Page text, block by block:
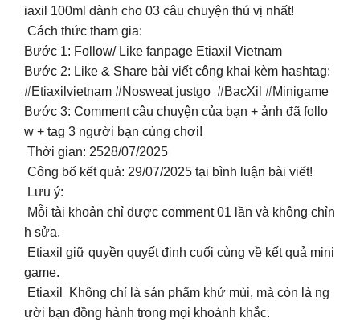
iaxil 100ml dành cho 03 câu chuyện thú vị nhất!
Cách thức tham gia:
Bước 1: Follow/ Like fanpage Etiaxil Vietnam
Bước 2: Like & Share bài viết công khai kèm hashtag:
#Etiaxilvietnam #Nosweat justgo #BacXil #Minigame
Bước 3: Comment câu chuyện của bạn + ảnh đã follo
w + tag 3 người bạn cùng chơi!
Thời gian: 2528/07/2025
Công bố kết quả: 29/07/2025 tại bình luận bài viết!
Lưu ý:
Mỗi tài khoản chỉ được comment 01 lần và không chỉn
h sửa.
Etiaxil giữ quyền quyết định cuối cùng về kết quả mini
game.
Etiaxil Không chỉ là sản phẩm khử mùi, mà còn là ng
ười bạn đồng hành trong mọi khoảnh khắc.